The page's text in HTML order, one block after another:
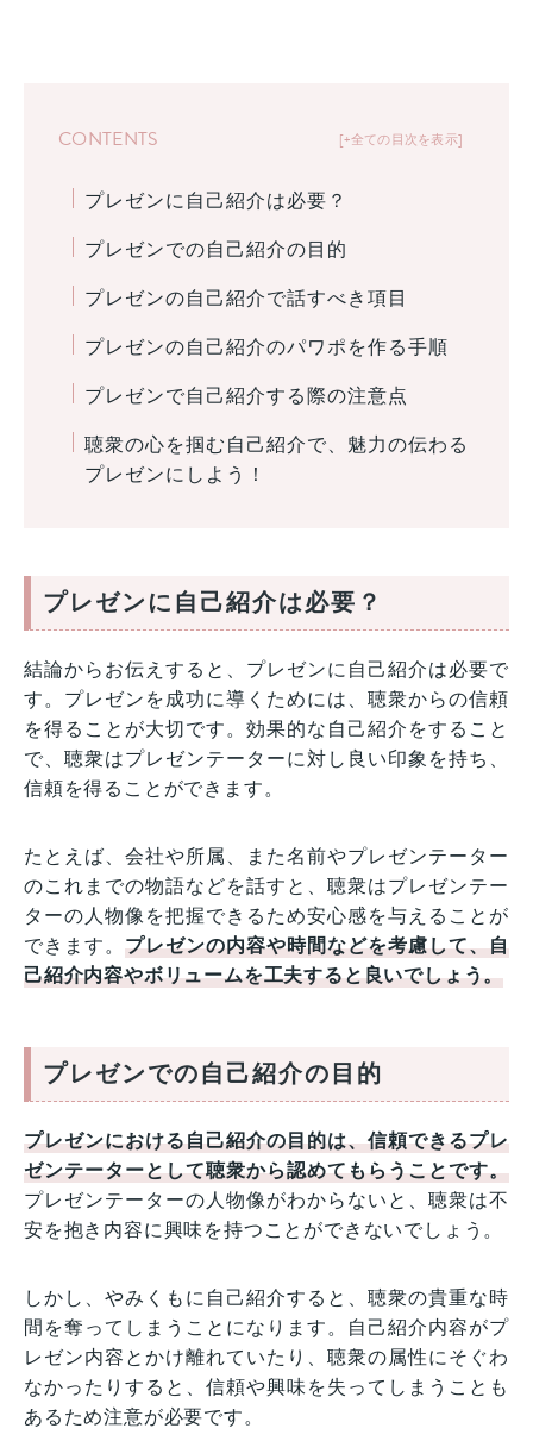
+全ての目次を表示
CONTENTS
プレゼンに自己紹介は必要？
プレゼンでの自己紹介の目的
プレゼンの自己紹介で話すべき項目
プレゼンの自己紹介のパワポを作る手順
プレゼンで自己紹介する際の注意点
聴衆の心を掴む自己紹介で、魅力の伝わる
プレゼンにしよう！
プレゼンに自己紹介は必要？
結論からお伝えすると、プレゼンに自己紹介は必要で
す。プレゼンを成功に導くためには、聴衆からの信頼
を得ることが大切です。効果的な自己紹介をすること
で、聴衆はプレゼンテーターに対し良い印象を持ち、
信頼を得ることができます。
たとえば、会社や所属、また名前やプレゼンテーター
のこれまでの物語などを話すと、聴衆はプレゼンテー
ターの人物像を把握できるため安心感を与えることが
できます。プレゼンの内容や時間などを考慮して、自
己紹介内容やボリュームを工夫すると良いでしょう。
プレゼンでの自己紹介の目的
プレゼンにおける自己紹介の目的は、信頼できるプレ
ゼンテーターとして聴衆から認めてもらうことです。
プレゼンテーターの人物像がわからないと、聴衆は不
安を抱き内容に興味を持つことができないでしょう。
しかし、やみくもに自己紹介すると、聴衆の貴重な時
間を奪ってしまうことになります。自己紹介内容がプ
レゼン内容とかけ離れていたり、聴衆の属性にそぐわ
なかったりすると、信頼や興味を失ってしまうことも
あるため注意が必要です。